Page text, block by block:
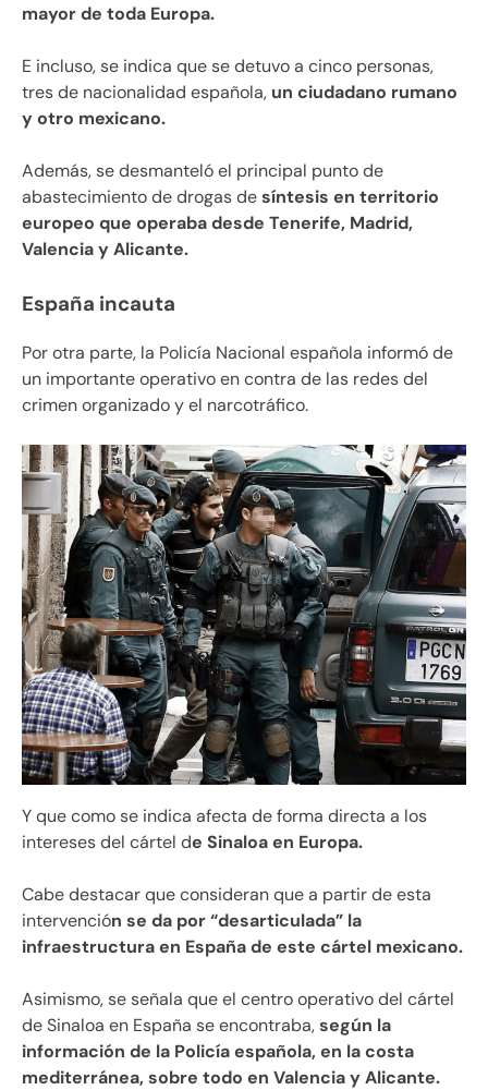
mayor de toda Europa.
E incluso, se indica que se detuvo a cinco personas,
tres de nacionalidad española, un ciudadano rumano
y otro mexicano.
Además, se desmanteló el principal punto de
abastecimiento de drogas desíntesis en territorio
europeo que operaba desde Tenerife, Madrid,
Valencia y Alicante.
España incauta
Por otra parte, la Policía Nacional española informó de
un importante operativo en contra de las redes del
crimen organizado y el narcotráfico.
Y que como se indica afecta de forma directa a los
intereses del cártel de Sinaloa en Europa.
Cabe destacar que consideran que a partir de esta
intervención se da por “desarticulada” la
infraestructura en España de este cártel mexicano.
Asimismo, se señala que el centro operativo del cártel
de Sinaloa en España se encontraba,según la
información de la Policía española, en la costa
mediterránea, sobre todo en Valencia y Alicante.